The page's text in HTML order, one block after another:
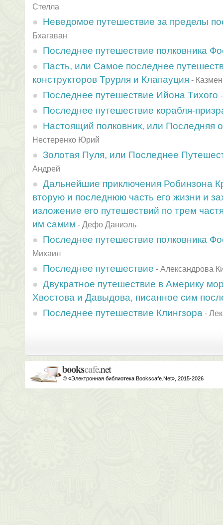
Стелла
Неведомое путешествие за пределы
Бхагаван
Последнее путешествие полковника
Пасть, или Самое последнее
конструкторов Трурля и Клапауция -
Последнее путешествие Ийона Тихого
Последнее путешествие корабля-
Настоящий полковник, или Последняя
Нестеренко Юрий
Золотая Пуля, или Последнее
Андрей
Дальнейшие приключения Робинзона
вторую и последнюю часть его жизни и
изложение его путешествий по трем
им самим - Дефо Даниэль
Последнее путешествие полковника
Михаил
Последнее путешествие - Александрова
Двукратное путешествие в Америку
Хвостова и Давыдова, писанное сим
Последнее путешествие Клингзора -
© «Электронная библиотека Bookscafe.Net», 2015-2026